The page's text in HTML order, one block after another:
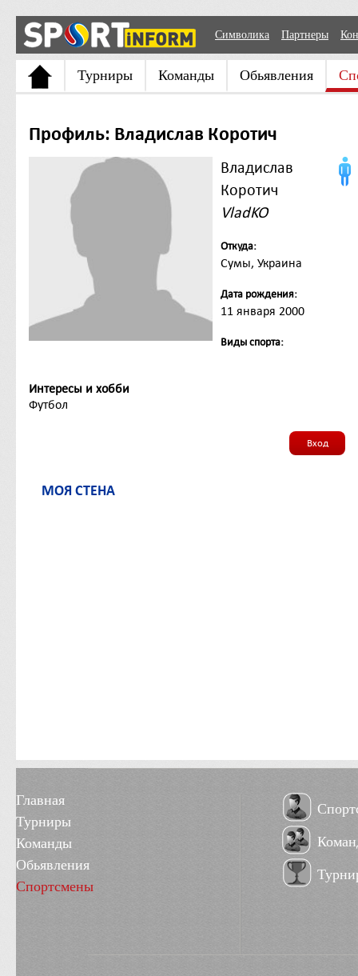
Символика Партнеры
Турниры Команды Обьявления
Профиль: Владислав Коротич
Владислав
Коротич
VladKO
Откуда:
Сумы, Украина
Дата рождения:
11 января 2000
Виды спорта:
Интересы и хобби
Футбол
Вход
МОЯ СТЕНА
Главная
Турниры
Команды
Обьявления
Спортсмены